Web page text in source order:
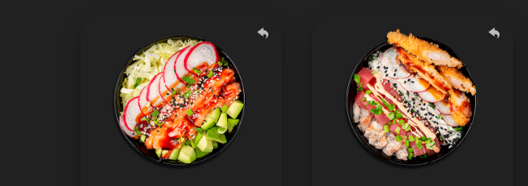
Боул Лосось Терияки
328 гр.
Состав:
Рис, филе лосося, авокадо,
редис, салат айсберг, лук
зеленый, масло оливковое,
Боул Сифуд Микс
329 гр.
Состав:
Рис, лосось тар тар, филе
тунца, креветка в кляре, чука,
салат Айсберг, редис, лук